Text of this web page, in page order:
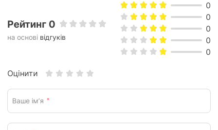
Рейтинг 0
на основі відгуків
0
0
0
0
0
Оцінити
Ваше ім’я *